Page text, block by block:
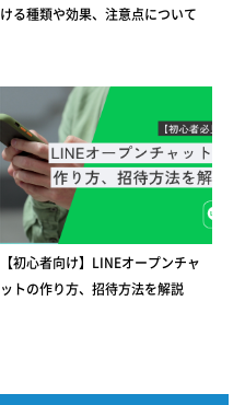
ける種類や効果、注意点について
【初心者向け】LINEオープンチャ
ットの作り方、招待方法を解説